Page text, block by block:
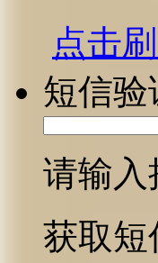
点击
短信验
请输入
获取短